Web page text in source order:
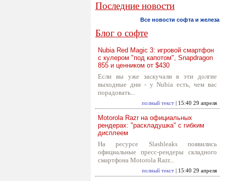
Последние новости
Все новости софта и железа
Блог о софте
Nubia Red Magic 3: игровой смартфон
с кулером "под капотом", Snapdragon
855 и ценником от $430
Если вы уже заскучали в эти долгие
выходные дни - у Nubia есть, чем вас
порадовать...
полный текст | 15:40 29 апреля
Motorola Razr на официальных
рендерах: "раскладушка" с гибким
дисплеем
На ресурсе Slashleaks появились
официальные пресс-рендеры складного
смартфона Motorola Razr...
полный текст | 15:40 29 апреля